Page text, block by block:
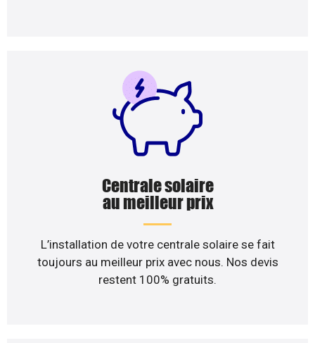
Centrale solaire
au meilleur prix
L’installation de votre centrale solaire se fait
toujours au meilleur prix avec nous. Nos devis
restent 100% gratuits.